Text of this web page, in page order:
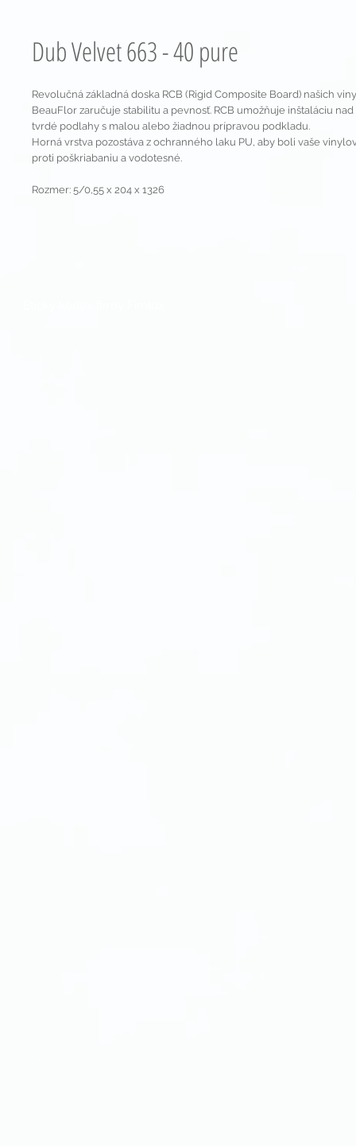
Dub Velvet 663 - 40 pure
Revolučná základná doska RCB (Rigid Composite Board) našich
BeauFlor zaručuje stabilitu a pevnosť. RCB umožňuje inštaláciu
tvrdé podlahy s malou alebo žiadnou prípravou podkladu.
Horná vrstva pozostáva z ochranného laku PU, aby boli vaše
proti poškriabaniu a vodotesné.
Rozmer: 5/0,55 x 204 x 1326